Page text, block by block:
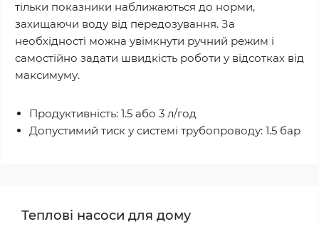
тільки показники наближаються до норми,
захищаючи воду від передозування. За
необхідності можна увімкнути ручний режим і
самостійно задати швидкість роботи у відсотках від
максимуму.
Продуктивність: 1.5 або 3 л/год
Допустимий тиск у системі трубопроводу: 1.5 бар
Теплові насоси для дому